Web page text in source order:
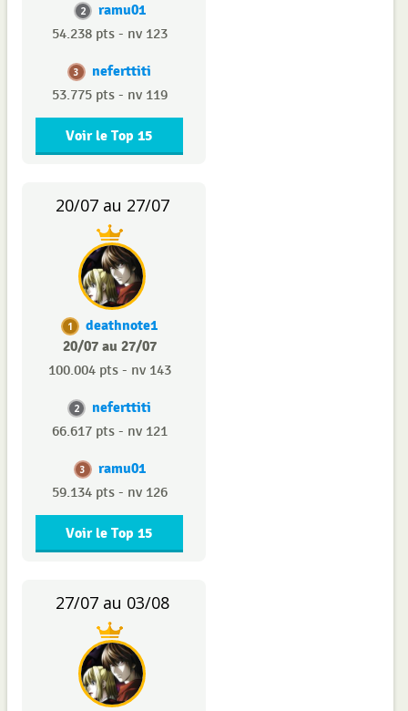
2 ramu01
54.238 pts - nv 123
3 neferttiti
53.775 pts - nv 119
Voir le Top 15
20/07 au 27/07
1
deathnote1
20/07 au 27/07
100.004 pts - nv 143
2 neferttiti
66.617 pts - nv 121
3 ramu01
59.134 pts - nv 126
Voir le Top 15
27/07 au 03/08